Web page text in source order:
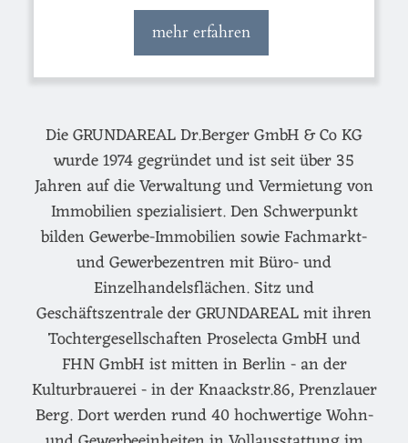
mehr erfahren
Die GRUNDAREAL Dr.Berger GmbH & Co KG
wurde 1974 gegründet und ist seit über 35
Jahren auf die Verwaltung und Vermietung von
Immobilien spezialisiert. Den Schwerpunkt
bilden Gewerbe-Immobilien sowie Fachmarkt-
und Gewerbezentren mit Büro- und
Einzelhandelsflächen. Sitz und
Geschäftszentrale der GRUNDAREAL mit ihren
Tochtergesellschaften Proselecta GmbH und
FHN GmbH ist mitten in Berlin - an der
Kulturbrauerei - in der Knaackstr.86, Prenzlauer
Berg. Dort werden rund 40 hochwertige Wohn-